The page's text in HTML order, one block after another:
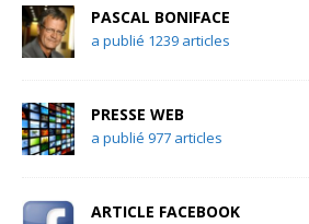
PASCAL BONIFACE
a publié 1239 articles
PRESSE WEB
a publié 977 articles
ARTICLE FACEBOOK